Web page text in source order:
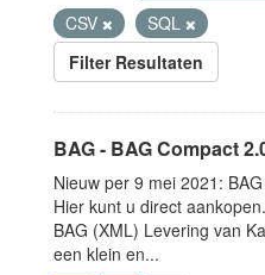
CSV
SQL
Filter Resultaten
BAG - BAG Compact
Nieuw per 9 mei 2021:
Hier kunt u direct
BAG (XML) Levering van
een klein en...